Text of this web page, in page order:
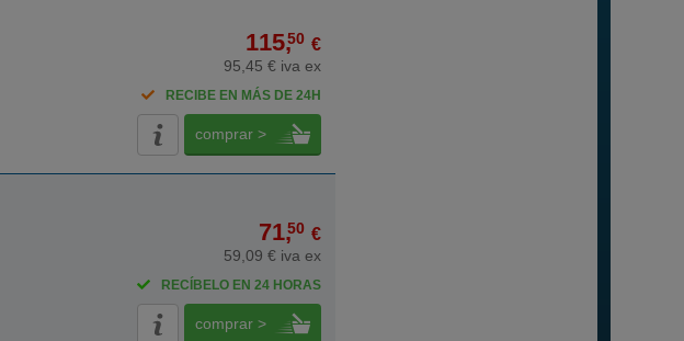
115,50 €
95,45 € iva ex
RECIBE EN MÁS DE 24H
comprar >
71,50 €
59,09 € iva ex
RECÍBELO EN 24 HORAS
comprar >